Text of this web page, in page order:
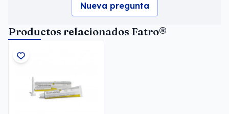
Nueva pregunta
Productos relacionados Fatro®